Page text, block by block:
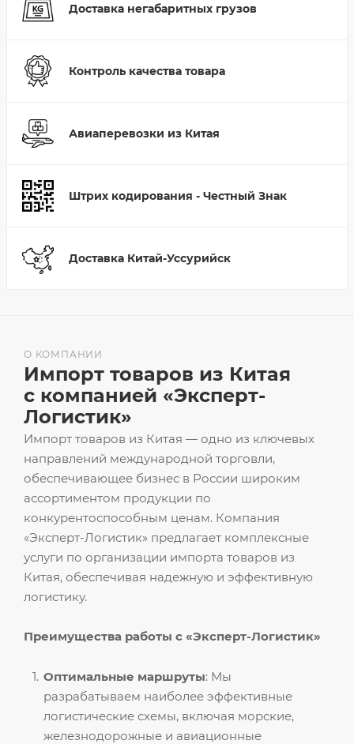
Доставка негабаритных грузов
Контроль качества товара
Авиаперевозки из Китая
Штрих кодирования - Честный Знак
Доставка Китай-Уссурийск
Импорт товаров из Китая — одно из ключевых
направлений международной торговли,
обеспечивающее бизнес в России широким
ассортиментом продукции по
конкурентоспособным ценам. Компания
«Эксперт-Логистик» предлагает комплексные
услуги по организации импорта товаров из
Китая, обеспечивая надежную и эффективную
логистику.
Преимущества работы с «Эксперт-Логистик»
Оптимальные маршруты: Мы
разрабатываем наиболее эффективные
логистические схемы, включая морские,
железнодорожные и авиационные
О КОМПАНИИ
Импорт товаров из Китая
с компанией «Эксперт-
Логистик»